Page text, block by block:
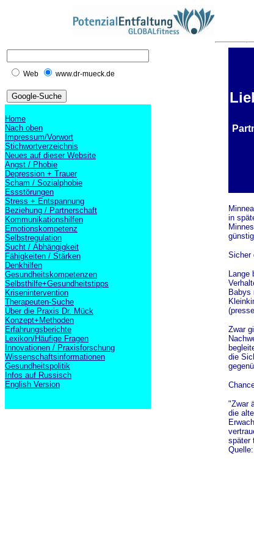
Web www.dr-mueck.de
Home
Nach oben
Impressum/Vorwort
Stichwortverzeichnis
Neues auf dieser Website
Angst / Phobie
Depression + Trauer
Scham / Sozialphobie
Essstörungen
Stress + Entspannung
Beziehung / Partnerschaft
Kommunikationshilfen
Emotionskompetenz
Selbstregulation
Sucht / Abhängigkeit
Fähigkeiten / Stärken
Denkhilfen
Gesundheitskompetenzen
Selbsthilfe+Gesundheitstipps
Krisenintervention
Therapeuten-Suche
Über die Praxis Dr. Mück
Konzept+Methoden
Erfahrungsberichte
Lexikon/Häufige Fragen
Innovationen / Praxisforschung
Wissenschaftsinformationen
Gesundheitspolitik
Infos auf Russisch
English Version
in
Sicher
Lange
Babys
Zwar
die
"Zwar
die
später